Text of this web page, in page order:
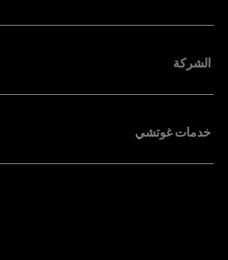
الشركة
خدمات غوتشي